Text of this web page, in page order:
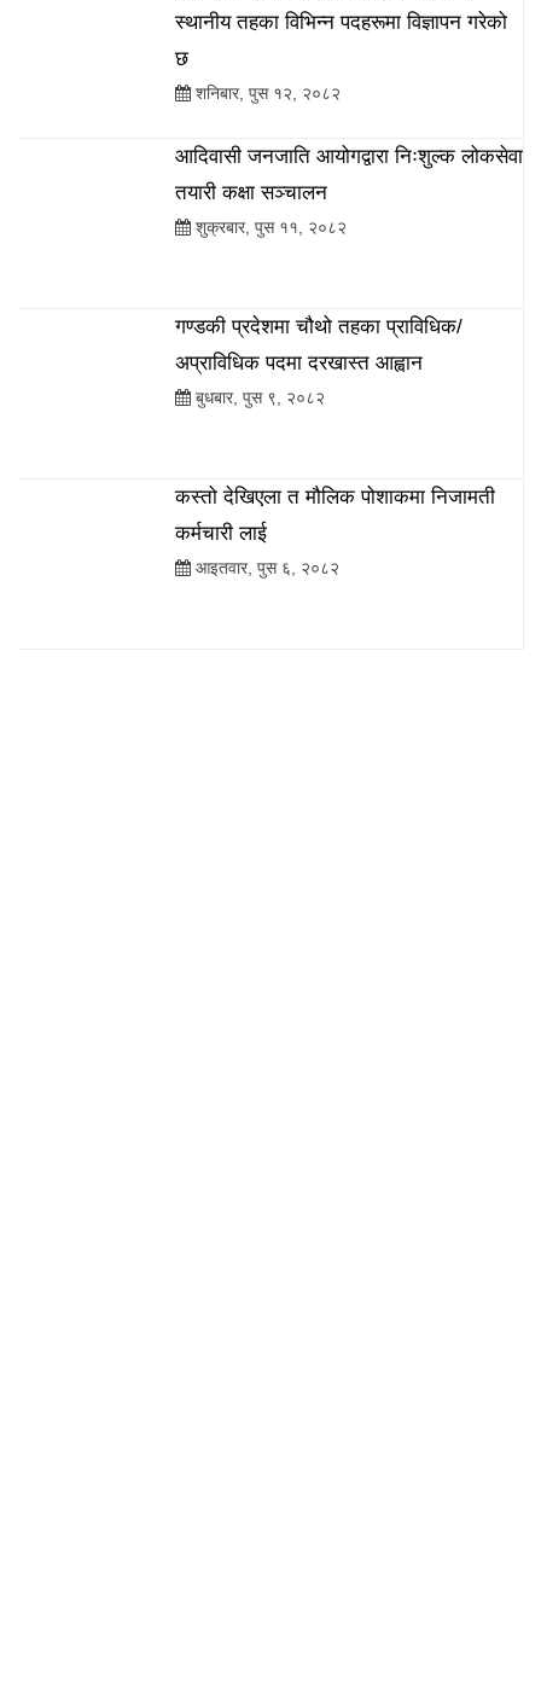
स्थानीय तहका विभिन्न पदहरूमा विज्ञापन गरेको
छ
शनिबार, पुस १२, २०८२
आदिवासी जनजाति आयोगद्वारा निःशुल्क लोकसेवा
तयारी कक्षा सञ्चालन
शुक्रबार, पुस ११, २०८२
गण्डकी प्रदेशमा चौथो तहका प्राविधिक/
अप्राविधिक पदमा दरखास्त आह्वान
बुधबार, पुस ९, २०८२
कस्तो देखिएला त मौलिक पोशाकमा निजामती
कर्मचारी लाई
आइतवार, पुस ६, २०८२